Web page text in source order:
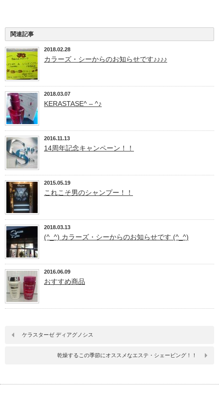
関連記事
2018.02.28
カラーズ・シーからのお知らせです♪♪♪♪
2018.03.07
KERASTASE^ – ^♪
2016.11.13
14周年記念キャンペーン！！
2015.05.19
これこそ男のシャンプー！！
2018.03.13
(^_^) カラーズ・シーからのお知らせです (^_^)
2016.06.09
おすすめ商品
ケラスターゼ ディアグノシス
乾燥するこの季節にオススメなエステ・シェービング！！